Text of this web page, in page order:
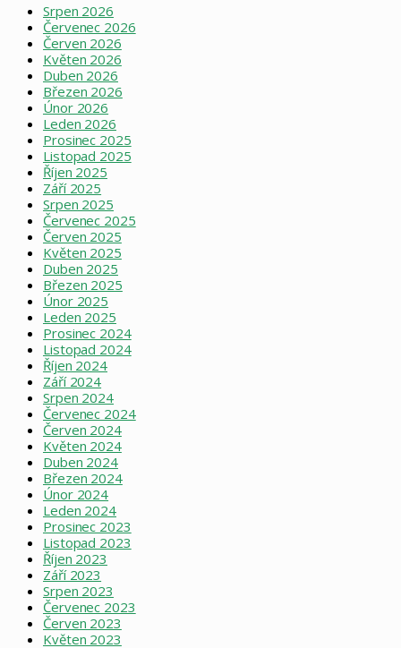
Srpen 2026
Červenec 2026
Červen 2026
Květen 2026
Duben 2026
Březen 2026
Únor 2026
Leden 2026
Prosinec 2025
Listopad 2025
Říjen 2025
Září 2025
Srpen 2025
Červenec 2025
Červen 2025
Květen 2025
Duben 2025
Březen 2025
Únor 2025
Leden 2025
Prosinec 2024
Listopad 2024
Říjen 2024
Září 2024
Srpen 2024
Červenec 2024
Červen 2024
Květen 2024
Duben 2024
Březen 2024
Únor 2024
Leden 2024
Prosinec 2023
Listopad 2023
Říjen 2023
Září 2023
Srpen 2023
Červenec 2023
Červen 2023
Květen 2023